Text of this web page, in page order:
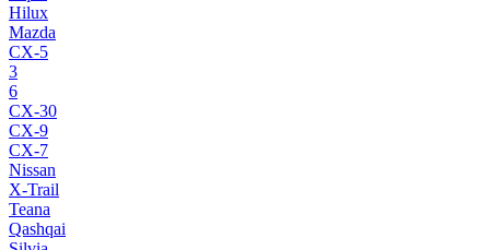
Hilux
Mazda
CX-5
3
6
CX-30
CX-9
CX-7
Nissan
X-Trail
Teana
Qashqai